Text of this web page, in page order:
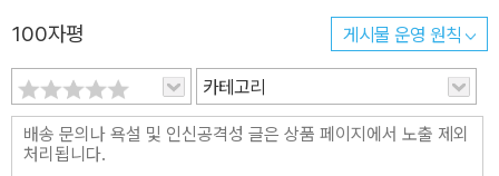
민주주의를 지향하는 주요 정책비전을 가져야만 한다. 분권자치주의,
노동ㆍ복지주의, 생활ㆍ생태안전주의, 생활안보주의, 문화포용주의
등 모든 정책의 중심에 시민의 ‘생활’을 두고 구체적인 생활과 제도를
결합시켜 나가는 것이 생활민주주의를 실현할 수 있는 길이다. 오늘
날 정당정치는 정체성의 위기, 대중기반의 위기, 소통의 위기에 직면
하고 있다. 이를 해결하기 위해 생활민주주의를 기반으로 정치의 정
100자평 게시물 운영 원칙
카테고리